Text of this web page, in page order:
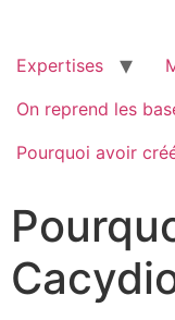
contenu
Expertises
On reprend les
Pourquoi avoir